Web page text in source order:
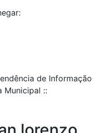
de Informação
Municipal ::